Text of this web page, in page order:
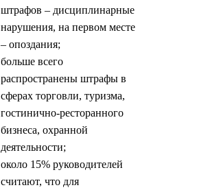
штрафов – дисциплинарные
нарушения, на первом месте
– опоздания;
больше всего
распространены штрафы в
сферах торговли, туризма,
гостинично-ресторанного
бизнеса, охранной
деятельности;
около 15% руководителей
считают, что для